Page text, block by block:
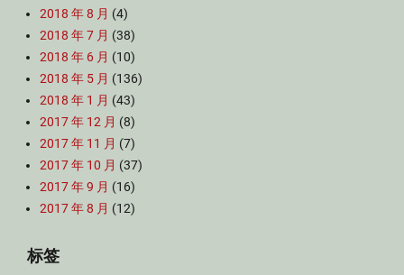
2018 年 8 月 (4)
2018 年 7 月 (38)
2018 年 6 月 (10)
2018 年 5 月 (136)
2018 年 1 月 (43)
2017 年 12 月 (8)
2017 年 11 月 (7)
2017 年 10 月 (37)
2017 年 9 月 (16)
2017 年 8 月 (12)
标签